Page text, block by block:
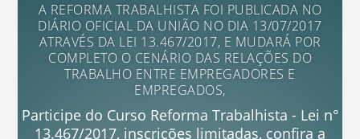
A REFORMA TRABALHISTA FOI PUBLICADA NO
DIÁRIO OFICIAL DA UNIÃO NO DIA 13/07/2017
ATRAVÉS DA LEI 13.467/2017, E MUDARÁ POR
COMPLETO O CENÁRIO DAS RELAÇÕES DO
TRABALHO ENTRE EMPREGADORES E
EMPREGADOS,
Participe do Curso Reforma Trabalhista - Lei n°
13.467/2017, inscrições limitadas, confira a